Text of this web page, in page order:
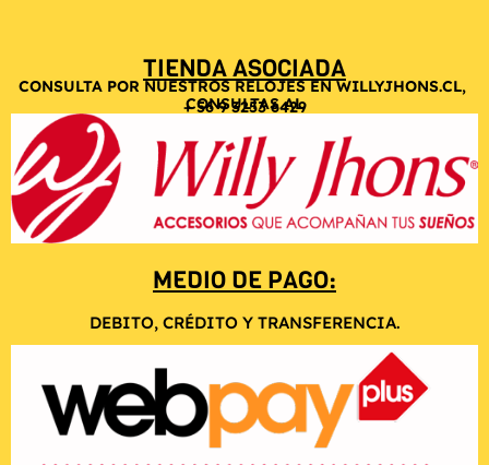
TIENDA ASOCIADA
CONSULTA POR NUESTROS RELOJES EN WILLYJHONS.CL,
CONSULTAS AL
+ 56 9 3253 6429
MEDIO DE PAGO:
DEBITO, CRÉDITO Y TRANSFERENCIA.